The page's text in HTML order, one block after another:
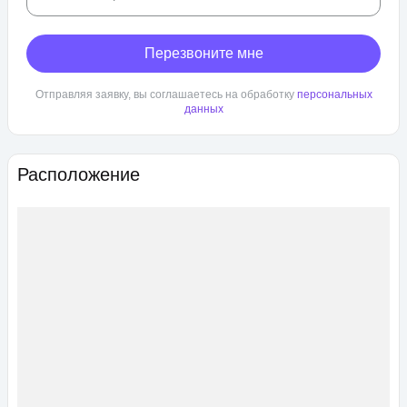
Расположение
Перезвоните мне
Отправляя заявку, вы соглашаетесь на обработку персональных
данных